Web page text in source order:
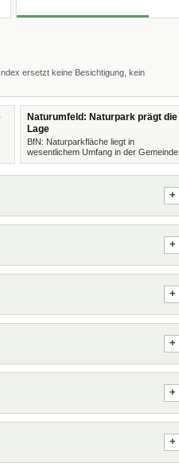
Index ersetzt keine Besichtigung, kein
Naturumfeld: Naturpark prägt die
Lage
BfN: Naturparkfläche liegt in
wesentlichem Umfang in der Gemeinde.